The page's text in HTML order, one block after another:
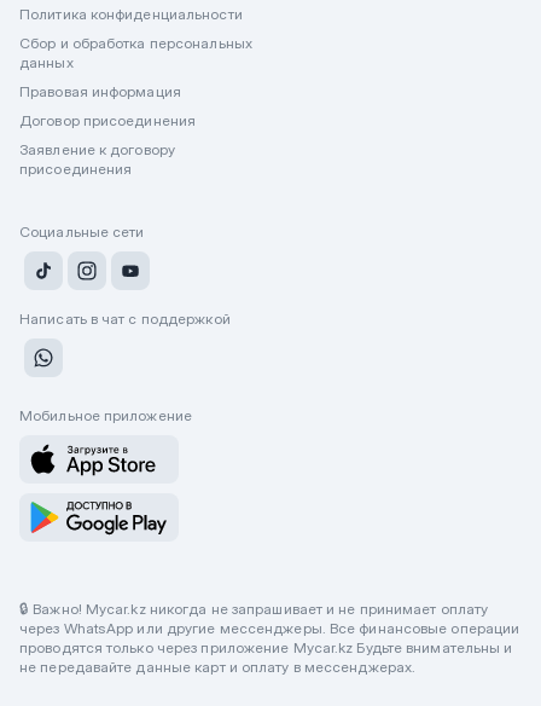
Политика конфиденциальности
Сбор и обработка персональных
данных
Правовая информация
Договор присоединения
Заявление к договору
присоединения
Социальные сети
Написать в чат с поддержкой
Мобильное приложение
🔒 Важно! Mycar.kz никогда не запрашивает и не принимает оплату
через WhatsApp или другие мессенджеры. Все финансовые операции
проводятся только через приложение Mycar.kz Будьте внимательны и
не передавайте данные карт и оплату в мессенджерах.